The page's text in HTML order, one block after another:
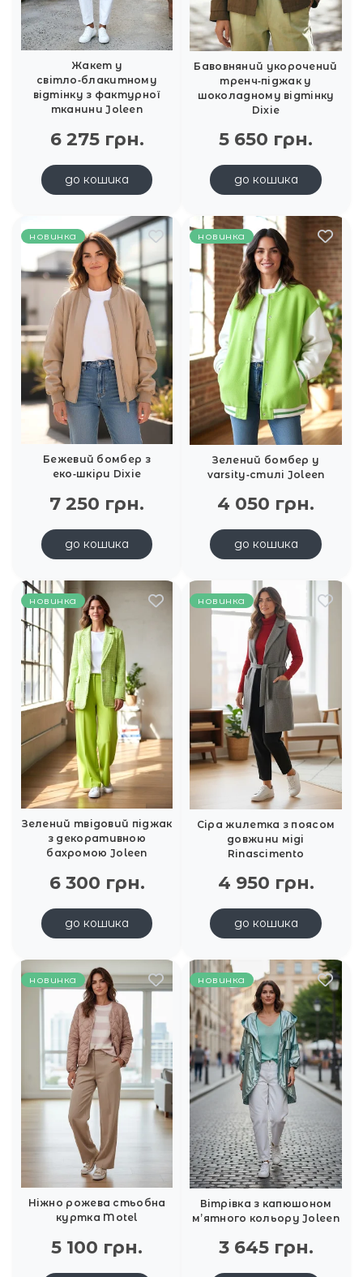
Жакет у
світло‑блакитному
відтінку з фактурної
тканини Joleen
6 275 грн.
до кошика
Бавовняний укорочений
тренч‑піджак у
шоколадному відтінку
Dixie
5 650 грн.
до кошика
новинка
Бежевий бомбер з
еко‑шкіри Dixie
7 250 грн.
до кошика
новинка
Зелений бомбер у
varsity‑стилі Joleen
4 050 грн.
до кошика
новинка
Зелений твідовий піджак
з декоративною
бахромою Joleen
6 300 грн.
до кошика
новинка
Сіра жилетка з поясом
довжини міді
Rinascimento
4 950 грн.
до кошика
новинка
Ніжно рожева стьобна
куртка Motel
5 100 грн.
новинка
Вітрівка з капюшоном
м’ятного кольору Joleen
3 645 грн.